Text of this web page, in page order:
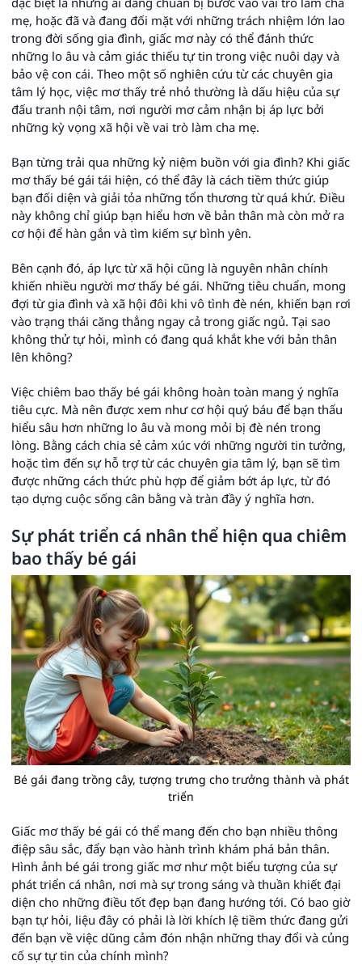
mẹ, hoặc đã và đang đối mặt với những trách nhiệm lớn lao
trong đời sống gia đình, giấc mơ này có thể đánh thức
những lo âu và cảm giác thiếu tự tin trong việc nuôi dạy và
bảo vệ con cái. Theo một số nghiên cứu từ các chuyên gia
tâm lý học, việc mơ thấy trẻ nhỏ thường là dấu hiệu của sự
đấu tranh nội tâm, nơi người mơ cảm nhận bị áp lực bởi
những kỳ vọng xã hội về vai trò làm cha mẹ.
Bạn từng trải qua những kỷ niệm buồn với gia đình? Khi giấc
mơ thấy bé gái tái hiện, có thể đây là cách tiềm thức giúp
bạn đối diện và giải tỏa những tổn thương từ quá khứ. Điều
này không chỉ giúp bạn hiểu hơn về bản thân mà còn mở ra
cơ hội để hàn gắn và tìm kiếm sự bình yên.
Bên cạnh đó, áp lực từ xã hội cũng là nguyên nhân chính
khiến nhiều người mơ thấy bé gái. Những tiêu chuẩn, mong
đợi từ gia đình và xã hội đôi khi vô tình đè nén, khiến bạn rơi
vào trạng thái căng thẳng ngay cả trong giấc ngủ. Tại sao
không thử tự hỏi, mình có đang quá khắt khe với bản thân
lên không?
Việc chiêm bao thấy bé gái không hoàn toàn mang ý nghĩa
tiêu cực. Mà nên được xem như cơ hội quý báu để bạn thấu
hiểu sâu hơn những lo âu và mong mỏi bị đè nén trong
lòng. Bằng cách chia sẻ cảm xúc với những người tin tưởng,
hoặc tìm đến sự hỗ trợ từ các chuyên gia tâm lý, bạn sẽ tìm
được những cách thức phù hợp để giảm bớt áp lực, từ đó
tạo dựng cuộc sống cân bằng và tràn đầy ý nghĩa hơn.
Sự phát triển cá nhân thể hiện qua chiêm
bao thấy bé gái
Bé gái đang trồng cây, tượng trưng cho trưởng thành và phát
triển
Giấc mơ thấy bé gái có thể mang đến cho bạn nhiều thông
điệp sâu sắc, đẩy bạn vào hành trình khám phá bản thân.
Hình ảnh bé gái trong giấc mơ như một biểu tượng của sự
phát triển cá nhân, nơi mà sự trong sáng và thuần khiết đại
diện cho những điều tốt đẹp bạn đang hướng tới. Có bao giờ
bạn tự hỏi, liệu đây có phải là lời khích lệ tiềm thức đang gửi
đến bạn về việc dũng cảm đón nhận những thay đổi và củng
cố sự tự tin của chính mình?